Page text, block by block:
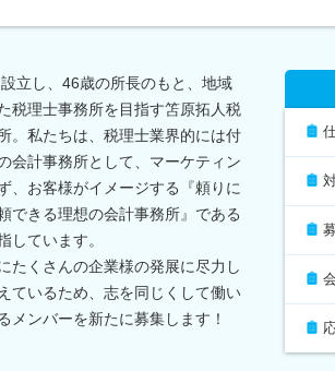
立し、46歳の所長のもと、地域
税理士事務所を目指す笘原拓人税
。私たちは、税理士業界的には付
会計事務所として、マーケティン
、お客様がイメージする『頼りに
できる理想の会計事務所』である
しています。
たくさんの企業様の発展に尽力し
ているため、志を同じくして働い
メンバーを新たに募集します！